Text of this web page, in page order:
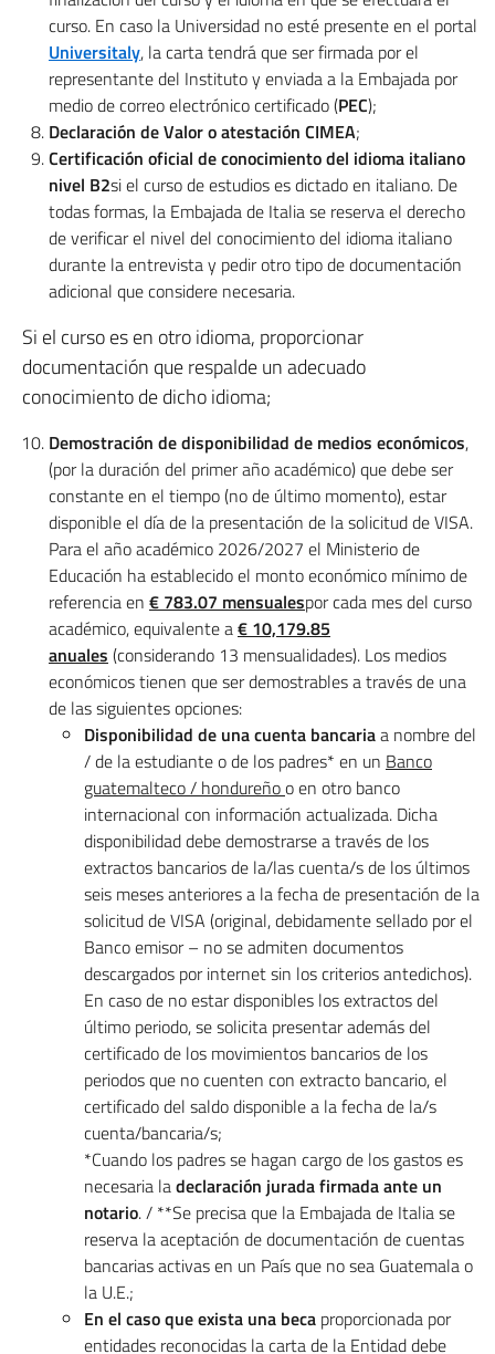
curso. En caso la Universidad no esté presente en el portal
Universitaly, la carta tendrá que ser firmada por el
representante del Instituto y enviada a la Embajada por
medio de correo electrónico certificado (PEC);
Declaración de Valor o atestación CIMEA;
Certificación oficial de conocimiento del idioma italiano
nivel B2si el curso de estudios es dictado en italiano. De
todas formas, la Embajada de Italia se reserva el derecho
de verificar el nivel del conocimiento del idioma italiano
durante la entrevista y pedir otro tipo de documentación
adicional que considere necesaria.
Si el curso es en otro idioma, proporcionar
documentación que respalde un adecuado
conocimiento de dicho idioma;
Demostración de disponibilidad de medios económicos,
(por la duración del primer año académico) que debe ser
constante en el tiempo (no de último momento), estar
disponible el día de la presentación de la solicitud de VISA.
Para el año académico 2026/2027 el Ministerio de
Educación ha establecido el monto económico mínimo de
referencia en € 783.07 mensualespor cada mes del curso
académico, equivalente a€ 10,179.85
anuales (considerando 13 mensualidades). Los medios
económicos tienen que ser demostrables a través de una
de las siguientes opciones:
Disponibilidad de una cuenta bancariaa nombre del
/ de la estudiante o de los padres* en un Banco
guatemalteco / hondureñoo en otro banco
internacional con información actualizada. Dicha
disponibilidad debe demostrarse a través de los
extractos bancarios de la/las cuenta/s de los últimos
seis meses anteriores a la fecha de presentación de la
solicitud de VISA (original, debidamente sellado por el
Banco emisor – no se admiten documentos
descargados por internet sin los criterios antedichos).
En caso de no estar disponibles los extractos del
último periodo, se solicita presentar además del
certificado de los movimientos bancarios de los
periodos que no cuenten con extracto bancario, el
certificado del saldo disponible a la fecha de la/s
cuenta/bancaria/s;
*Cuando los padres se hagan cargo de los gastos es
necesaria ladeclaración jurada firmada ante un
notario. / **Se precisa que la Embajada de Italia se
reserva la aceptación de documentación de cuentas
bancarias activas en un País que no sea Guatemala o
la U.E.;
En el caso que exista una beca proporcionada por
entidades reconocidas la carta de la Entidad debe